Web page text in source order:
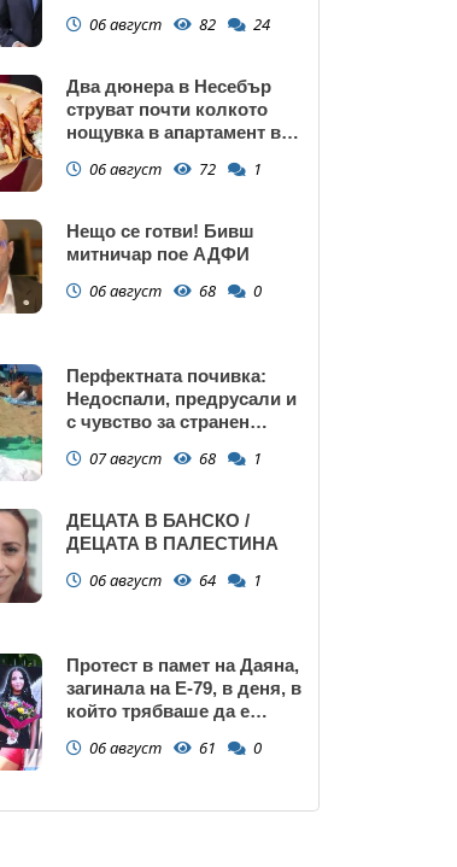
запазва
06 август 82 24
Два дюнера в Несебър
струват почти колкото
нощувка в апартамент в
06 август 72 1
Нещо се готви! Бивш
митничар пое АДФИ
06 август 68 0
Перфектната почивка:
Недоспали, предрусали и
с чувство за странен
07 август 68 1
ДЕЦАТА В БАНСКО /
ДЕЦАТА В ПАЛЕСТИНА
06 август 64 1
Протест в памет на Даяна,
загинала на Е-79, в деня, в
който трябваше да е
06 август 61 0